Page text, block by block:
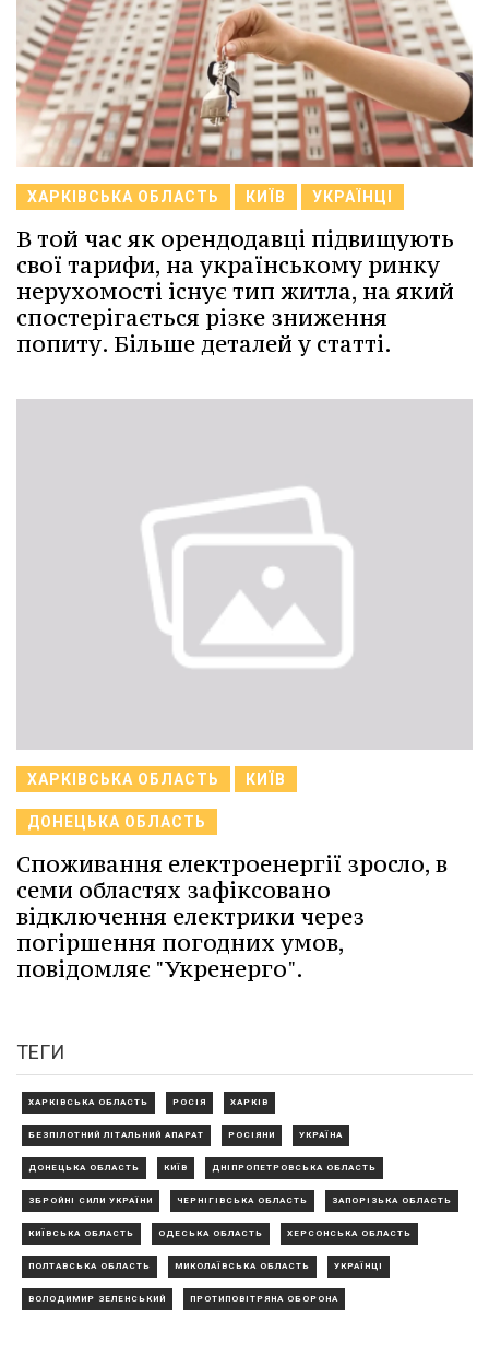
ХАРКІВСЬКА ОБЛАСТЬ КИЇВ УКРАЇНЦІ
В той час як орендодавці підвищують
свої тарифи, на українському ринку
нерухомості існує тип житла, на який
спостерігається різке зниження
попиту. Більше деталей у статті.
ХАРКІВСЬКА ОБЛАСТЬ КИЇВ
ДОНЕЦЬКА ОБЛАСТЬ
Споживання електроенергії зросло, в
семи областях зафіксовано
відключення електрики через
погіршення погодних умов,
повідомляє "Укренерго".
ТЕГИ
ХАРКІВСЬКА ОБЛАСТЬ РОСІЯ ХАРКІВ
БЕЗПІЛОТНИЙ ЛІТАЛЬНИЙ АПАРАТ РОСІЯНИ УКРАЇНА
ДОНЕЦЬКА ОБЛАСТЬ КИЇВ ДНІПРОПЕТРОВСЬКА ОБЛАСТЬ
ЗБРОЙНІ СИЛИ УКРАЇНИ ЧЕРНІГІВСЬКА ОБЛАСТЬ ЗАПОРІЗЬКА ОБЛАСТЬ
КИЇВСЬКА ОБЛАСТЬ ОДЕСЬКА ОБЛАСТЬ ХЕРСОНСЬКА ОБЛАСТЬ
ПОЛТАВСЬКА ОБЛАСТЬ МИКОЛАЇВСЬКА ОБЛАСТЬ УКРАЇНЦІ
ВОЛОДИМИР ЗЕЛЕНСЬКИЙ ПРОТИПОВІТРЯНА ОБОРОНА